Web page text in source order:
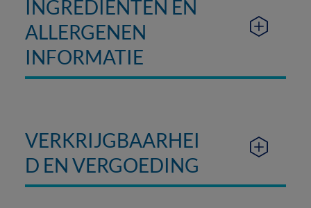
INGREDIËNTEN EN
ALLERGENEN
INFORMATIE
VERKRIJGBAARHEI
D EN VERGOEDING